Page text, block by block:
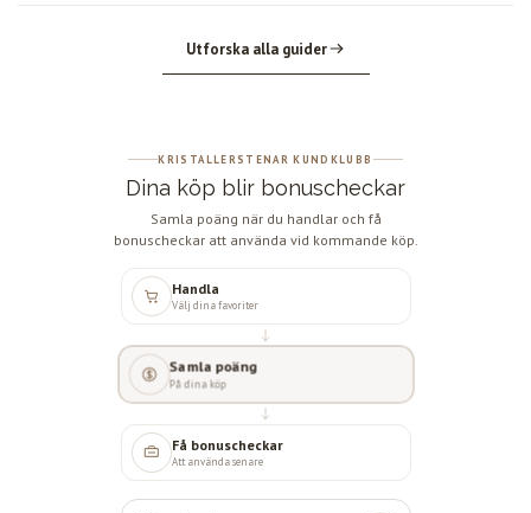
Utforska alla guider
KRISTALLERSTENAR KUNDKLUBB
Dina köp blir bonuscheckar
Samla poäng när du handlar och få
bonuscheckar att använda vid kommande köp.
Handla
Välj dina favoriter
Samla poäng
På dina köp
Få bonuscheckar
Att använda senare